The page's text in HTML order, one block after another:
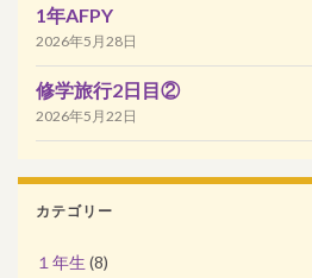
1年AFPY
2026年5月28日
修学旅行2日目②
2026年5月22日
カテゴリー
１年生 (8)